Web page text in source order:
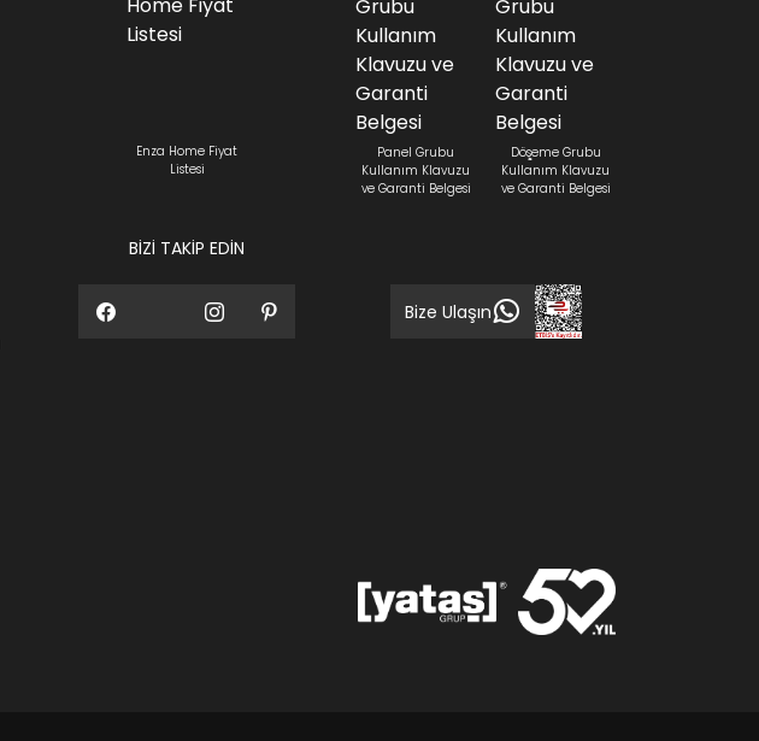
Enza Home Fiyat
Listesi
BİZİ TAKİP EDİN
Panel Grubu
Kullanım Klavuzu
ve Garanti Belgesi
Döşeme Grubu
Kullanım Klavuzu
ve Garanti Belgesi
Bize Ulaşın